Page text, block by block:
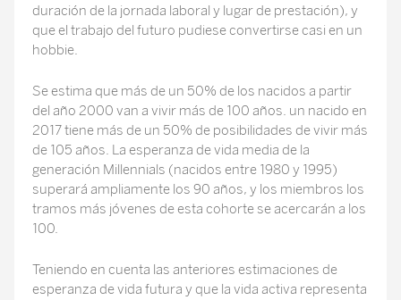
duración de la jornada laboral y lugar de prestación), y
que el trabajo del futuro pudiese convertirse casi en un
hobbie.
Se estima que más de un 50% de los nacidos a partir
del año 2000 van a vivir más de 100 años. un nacido en
2017 tiene más de un 50% de posibilidades de vivir más
de 105 años. La esperanza de vida media de la
generación Millennials (nacidos entre 1980 y 1995)
superará ampliamente los 90 años, y los miembros los
tramos más jóvenes de esta cohorte se acercarán a los
100.
Teniendo en cuenta las anteriores estimaciones de
esperanza de vida futura y que la vida activa representa